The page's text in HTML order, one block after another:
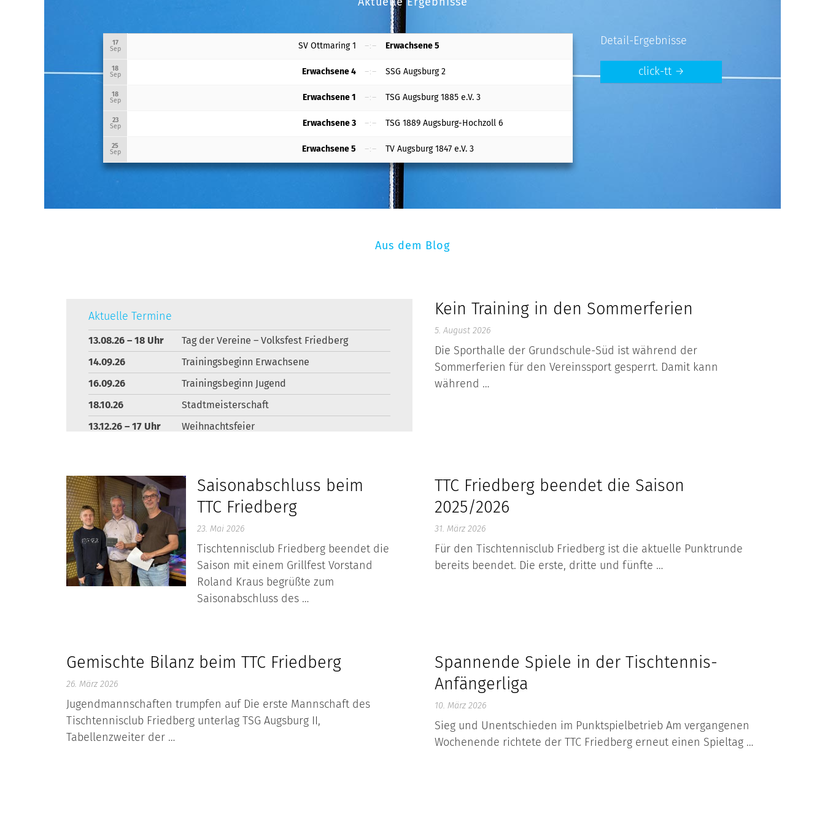
Aktuelle Ergebnisse
17
Sep
SV Ottmaring 1 –:– Erwachsene 5
18
Sep
Erwachsene 4 –:– SSG Augsburg 2
18
Sep
Erwachsene 1 –:– TSG Augsburg 1885 e.V. 3
23
Sep
Erwachsene 3 –:– TSG 1889 Augsburg-Hochzoll 6
25
Sep
Erwachsene 5 –:– TV Augsburg 1847 e.V. 3
Detail-Ergebnisse
click-tt →
Aus dem Blog
Aktuelle Termine
13.08.26 – 18 Uhr Tag der Vereine – Volksfest Friedberg
14.09.26 Trainingsbeginn Erwachsene
16.09.26 Trainingsbeginn Jugend
18.10.26 Stadtmeisterschaft
13.12.26 – 17 Uhr Weihnachtsfeier
Kein Training in den Sommerferien
5. August 2026
Die Sporthalle der Grundschule-Süd ist während der
Sommerferien für den Vereinssport gesperrt. Damit kann
während …
Saisonabschluss beim
TTC Friedberg
23. Mai 2026
Tischtennisclub Friedberg beendet die
Saison mit einem Grillfest Vorstand
Roland Kraus begrüßte zum
Saisonabschluss des …
TTC Friedberg beendet die Saison
2025/2026
31. März 2026
Für den Tischtennisclub Friedberg ist die aktuelle Punktrunde
bereits beendet. Die erste, dritte und fünfte …
Gemischte Bilanz beim TTC Friedberg
26. März 2026
Jugendmannschaften trumpfen auf Die erste Mannschaft des
Tischtennisclub Friedberg unterlag TSG Augsburg II,
Tabellenzweiter der …
Spannende Spiele in der Tischtennis-
Anfängerliga
10. März 2026
Sieg und Unentschieden im Punktspielbetrieb Am vergangenen
Wochenende richtete der TTC Friedberg erneut einen Spieltag …
Posts
navigation